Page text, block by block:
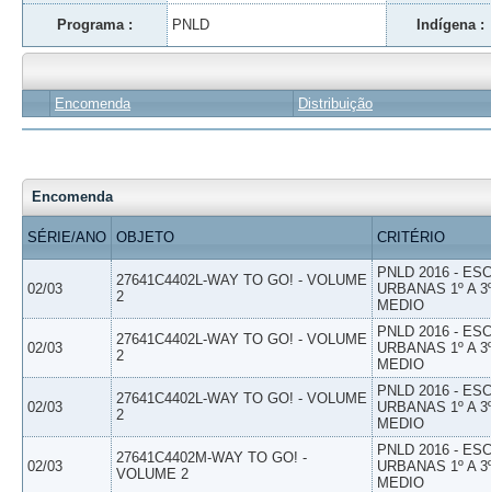
Programa : PNLD Indígena :
Encomenda Distribuição
Encomenda
SÉRIE/ANO OBJETO CRITÉRIO
02/03
27641C4402L-WAY TO GO! - VOLUME
2
PNLD 2016 -
URBANAS 1º A
MEDIO
02/03
27641C4402L-WAY TO GO! - VOLUME
2
PNLD 2016 -
URBANAS 1º A
MEDIO
02/03
27641C4402L-WAY TO GO! - VOLUME
2
PNLD 2016 -
URBANAS 1º A
MEDIO
02/03
27641C4402M-WAY TO GO! -
VOLUME 2
PNLD 2016 -
URBANAS 1º A
MEDIO